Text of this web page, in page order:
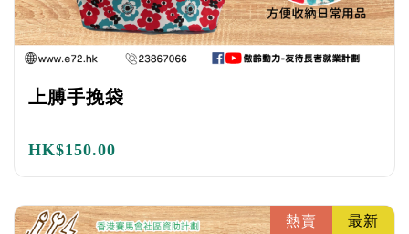
上膊手挽袋
HK$150.00
熱賣 最新